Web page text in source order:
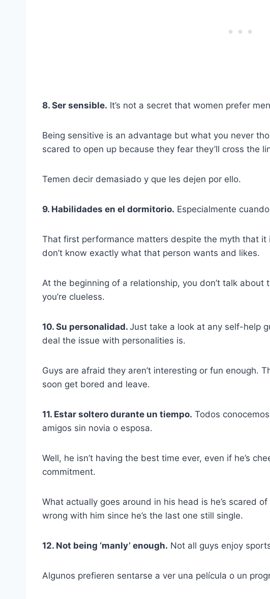
8. Ser sensible. It’s not a secret that women prefer
Being sensitive is an advantage but what you never
scared to open up because they fear they’ll cross the
Temen decir demasiado y que les dejen por ello.
9. Habilidades en el dormitorio. Especialmente
That first performance matters despite the myth that
don’t know exactly what that person wants and likes.
At the beginning of a relationship, you don’t talk about
you’re clueless.
10. Su personalidad. Just take a look at any self-help
deal the issue with personalities is.
Guys are afraid they aren’t interesting or fun enough.
soon get bored and leave.
11. Estar soltero durante un tiempo. Todos
amigos sin novia o esposa.
Well, he isn’t having the best time ever, even if he’s
commitment.
What actually goes around in his head is he’s scared
wrong with him since he’s the last one still single.
12. Not being ‘manly’ enough. Not all guys enjoy
Algunos prefieren sentarse a ver una película o un